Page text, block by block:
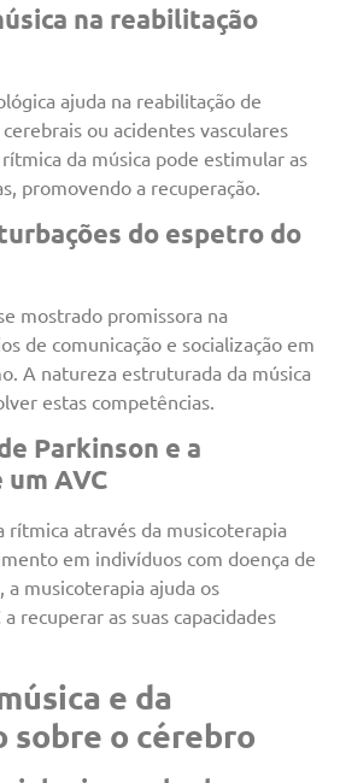
na reabilitação
ajuda na reabilitação de
ou acidentes vasculares
da música pode estimular as
promovendo a recuperação.
do espetro do
mostrado promissora na
de comunicação e socialização em
A natureza estruturada da música
estas competências.
Parkinson e a
AVC
rítmica através da musicoterapia
em indivíduos com doença de
a musicoterapia ajuda os
recuperar as suas capacidades
e da
sobre o cérebro